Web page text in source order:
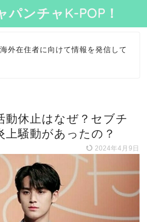
パンチャK-POP！
外在住者に向けて情報を発信して
動休止はなぜ？セブチ
上騒動があったの？
2024年4月9日